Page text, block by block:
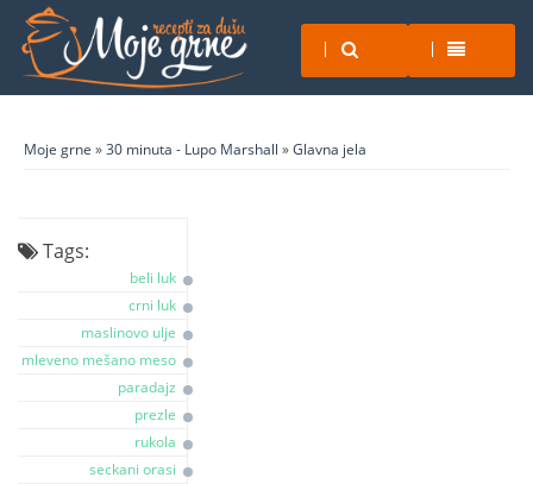
Moje grne »30 minuta - Lupo Marshall »Glavna jela
Tags:
beli luk
crni luk
maslinovo ulje
mleveno mešano meso
paradajz
prezle
rukola
seckani orasi